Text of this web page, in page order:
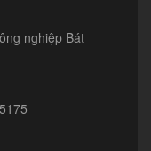
nghiệp Bát